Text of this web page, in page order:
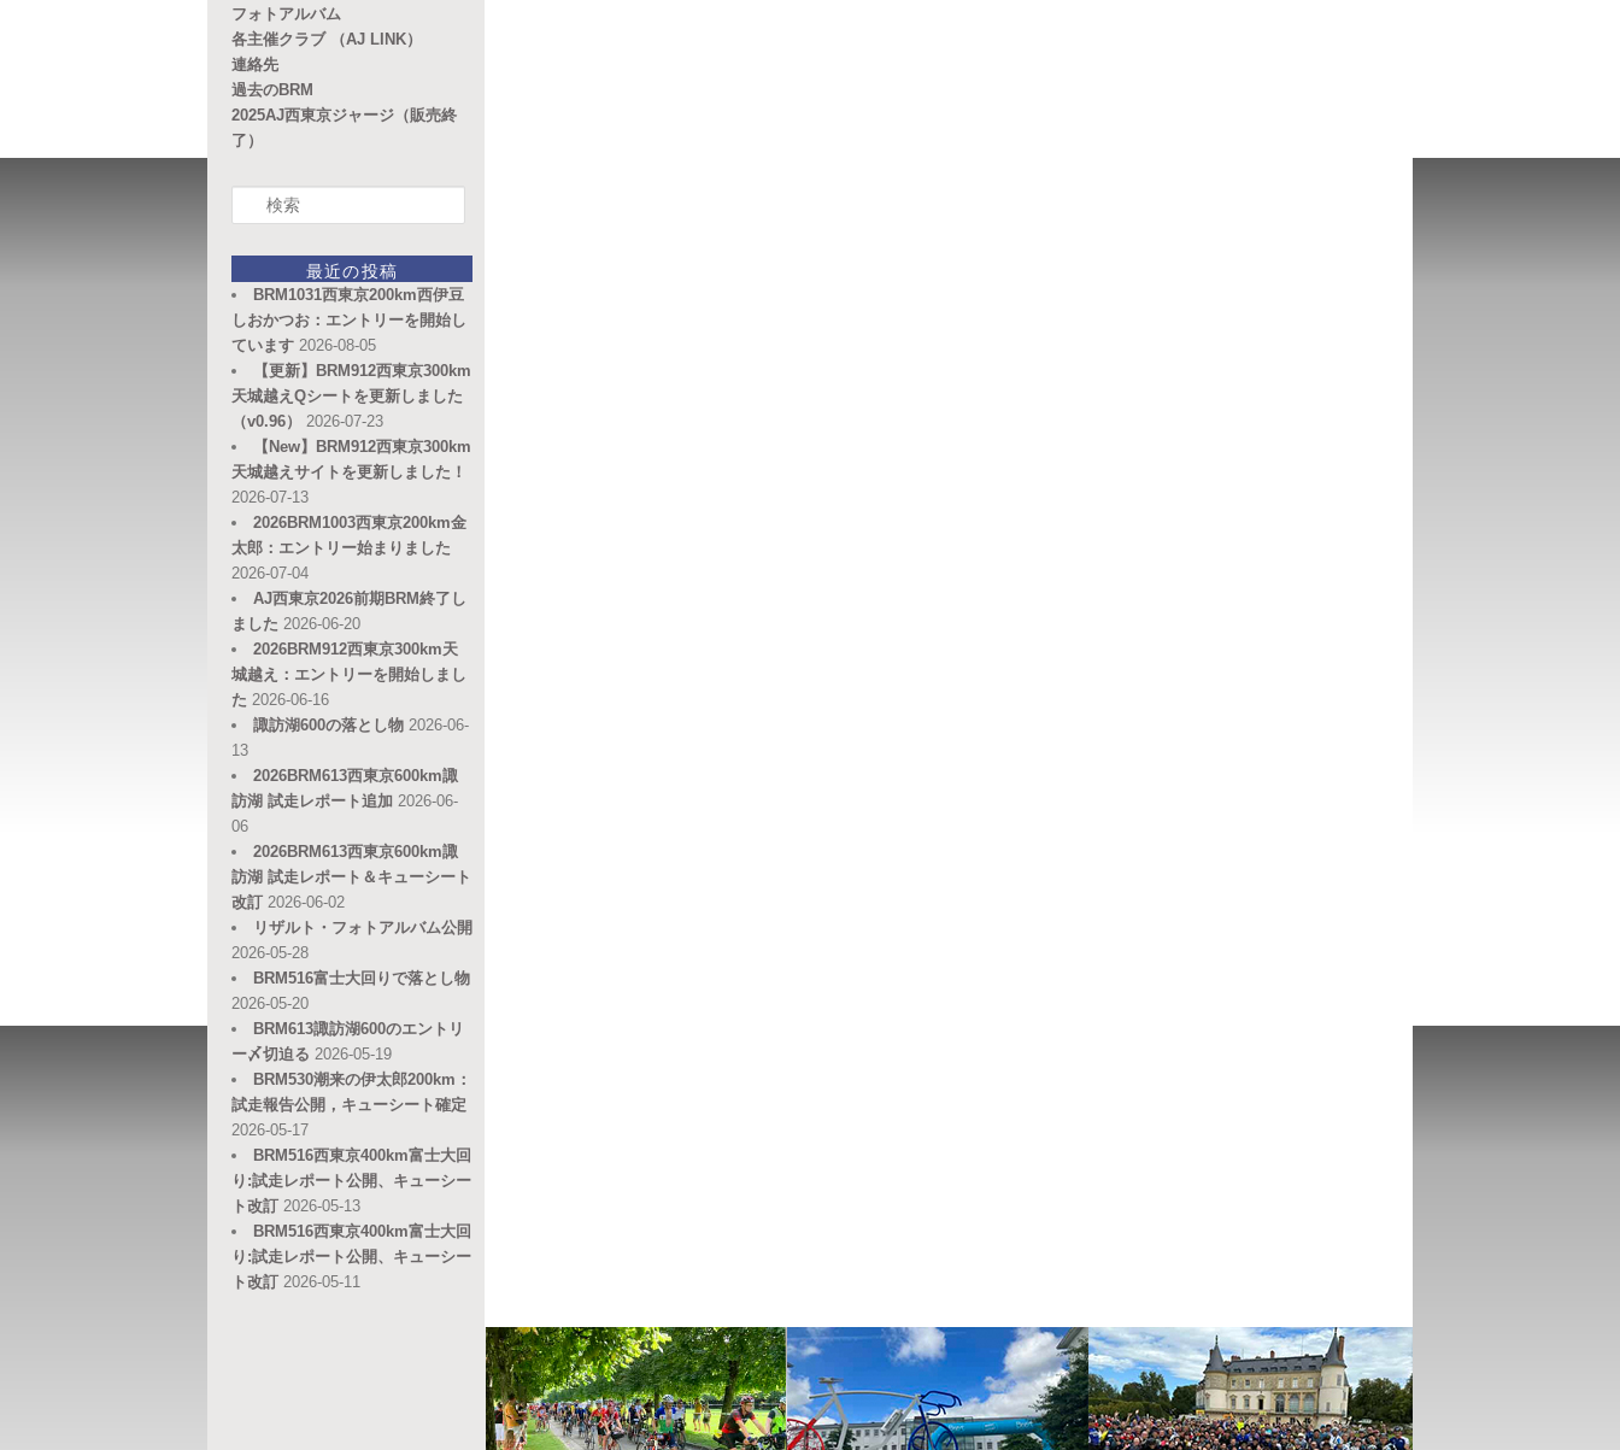
フォトアルバム
各主催クラブ （AJ LINK）
連絡先
過去のBRM
2025AJ西東京ジャージ（販売終
了）
最近の投稿
BRM1031西東京200km西伊豆
しおかつお：エントリーを開始し
ています 2026-08-05
【更新】BRM912西東京300km
天城越えQシートを更新しました
（v0.96）
2026-07-23
【New】BRM912西東京300km
天城越えサイトを更新しました！
2026-07-13
2026BRM1003西東京200km金
太郎：エントリー始まりました
2026-07-04
AJ西東京2026前期BRM終了し
ました 2026-06-20
2026BRM912西東京300km天
城越え：エントリーを開始しまし
た 2026-06-16
諏訪湖600の落とし物 2026-06-
13
2026BRM613西東京600km諏
訪湖 試走レポート追加 2026-06-
06
2026BRM613西東京600km諏
訪湖 試走レポート＆キューシート
改訂 2026-06-02
リザルト・フォトアルバム公開
2026-05-28
BRM516富士大回りで落とし物
2026-05-20
BRM613諏訪湖600のエントリ
ー〆切迫る 2026-05-19
BRM530潮来の伊太郎200km：
試走報告公開，キューシート確定
2026-05-17
BRM516西東京400km富士大回
り:試走レポート公開、キューシー
ト改訂 2026-05-13
BRM516西東京400km富士大回
り:試走レポート公開、キューシー
ト改訂 2026-05-11